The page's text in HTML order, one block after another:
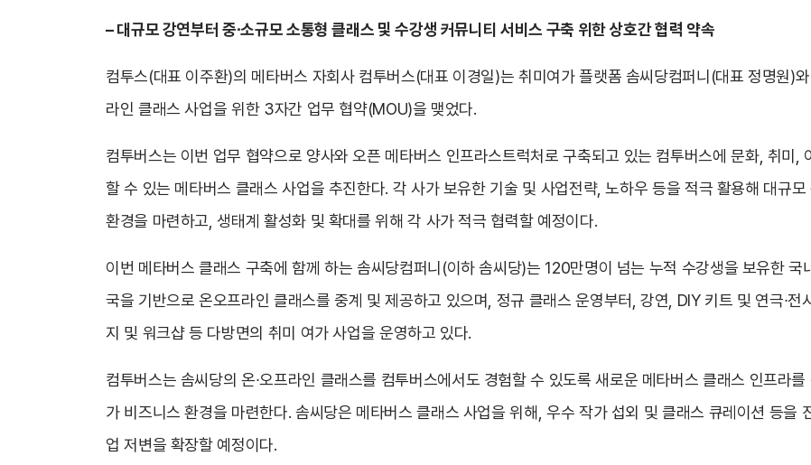
– 대규모 강연부터 중∙소규모 소통형 클래스 및 수강생 커뮤니티 서비스 구축 위한 상호간 협력 약속
컴투스(대표 이주환)의 메타버스 자회사 컴투버스(대표 이경일)는 취미여가 플랫폼 솜씨당컴퍼니(대표 정명원)
라인 클래스 사업을 위한 3자간 업무 협약(MOU)을 맺었다.
컴투버스는 이번 업무 협약으로 양사와 오픈 메타버스 인프라스트럭처로 구축되고 있는 컴투버스에 문화, 취미,
할 수 있는 메타버스 클래스 사업을 추진한다. 각 사가 보유한 기술 및 사업전략, 노하우 등을 적극 활용해 대규
환경을 마련하고, 생태계 활성화 및 확대를 위해 각 사가 적극 협력할 예정이다.
이번 메타버스 클래스 구축에 함께 하는 솜씨당컴퍼니(이하 솜씨당)는 120만명이 넘는 누적 수강생을 보유한
국을 기반으로 온오프라인 클래스를 중계 및 제공하고 있으며, 정규 클래스 운영부터, 강연, DIY 키트 및 연극∙
지 및 워크샵 등 다방면의 취미 여가 사업을 운영하고 있다.
컴투버스는 솜씨당의 온∙오프라인 클래스를 컴투버스에서도 경험할 수 있도록 새로운 메타버스 클래스 인프라
가 비즈니스 환경을 마련한다. 솜씨당은 메타버스 클래스 사업을 위해, 우수 작가 섭외 및 클래스 큐레이션 등을
업 저변을 확장할 예정이다.